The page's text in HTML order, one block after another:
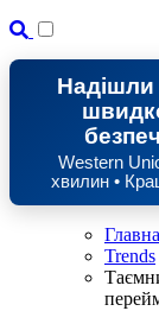
Надішли
Western
хвилин •
Trends